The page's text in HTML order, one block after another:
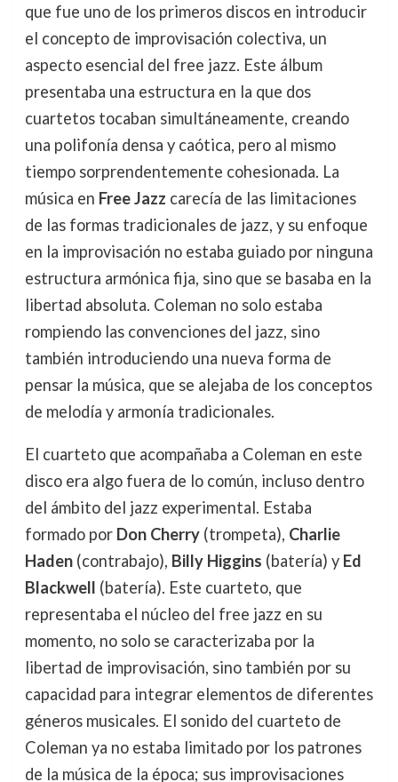
que fue uno de los primeros discos en introducir
el concepto de improvisación colectiva, un
aspecto esencial del free jazz. Este álbum
presentaba una estructura en la que dos
cuartetos tocaban simultáneamente, creando
una polifonía densa y caótica, pero al mismo
tiempo sorprendentemente cohesionada. La
música en Free Jazz carecía de las limitaciones
de las formas tradicionales de jazz, y su enfoque
en la improvisación no estaba guiado por ninguna
estructura armónica fija, sino que se basaba en la
libertad absoluta. Coleman no solo estaba
rompiendo las convenciones del jazz, sino
también introduciendo una nueva forma de
pensar la música, que se alejaba de los conceptos
de melodía y armonía tradicionales.
El cuarteto que acompañaba a Coleman en este
disco era algo fuera de lo común, incluso dentro
del ámbito del jazz experimental. Estaba
formado por Don Cherry(trompeta), Charlie
Haden(contrabajo), Billy Higgins (batería) y Ed
Blackwell (batería). Este cuarteto, que
representaba el núcleo del free jazz en su
momento, no solo se caracterizaba por la
libertad de improvisación, sino también por su
capacidad para integrar elementos de diferentes
géneros musicales. El sonido del cuarteto de
Coleman ya no estaba limitado por los patrones
de la música de la época; sus improvisaciones